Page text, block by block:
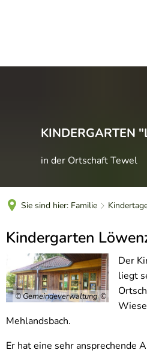
KINDERGARTEN
in der Ortschaft Tewel
Sie sind hier: Familie
Löwenzahn
Tewel
Kindergarten
© Gemeindeverwaltung
Der
liegt
Mehlandsbach.
Er hat eine sehr ansprechende